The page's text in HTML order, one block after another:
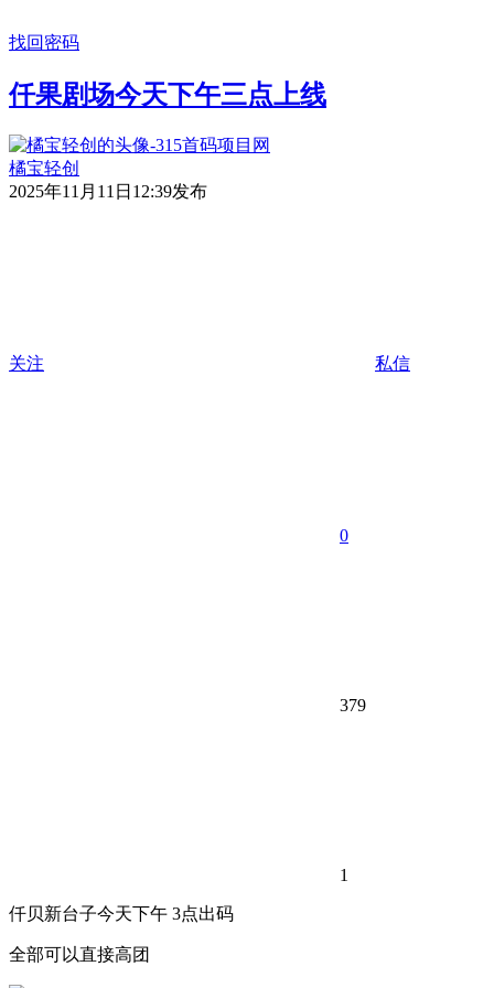
找回密码
仟果剧场今天下午三点上线
橘宝轻创
2025年11月11日12:39发布
关注 私信
0
379
1
仟贝新台子今天下午 3点出码
全部可以直接高团